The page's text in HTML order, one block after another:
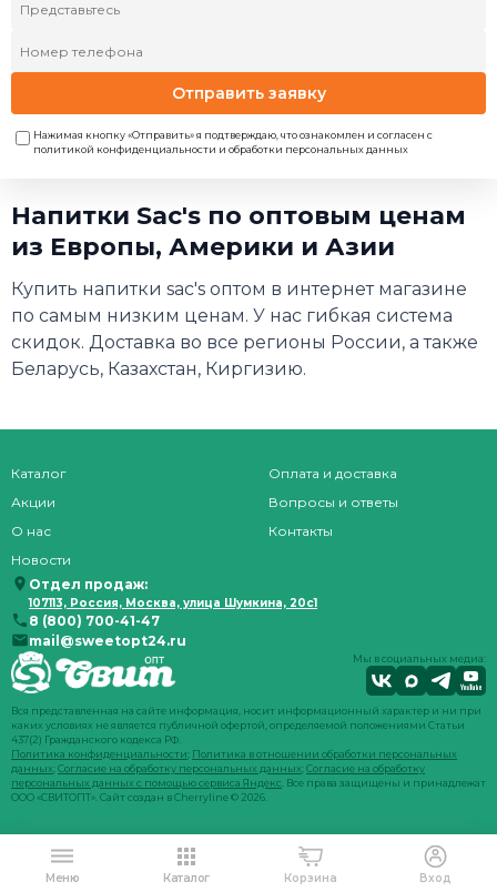
Отправить заявку
Нажимая кнопку «Отправить» я подтверждаю, что ознакомлен и согласен с
политикой конфиденциальности и обработки персональных данных
Напитки Sac's по оптовым ценам
из Европы, Америки и Азии
Купить напитки sac's оптом в интернет магазине
по самым низким ценам. У нас гибкая система
скидок. Доставка во все регионы России, а также
Беларусь, Казахстан, Киргизию.
Каталог
Акции
О нас
Новости
Оплата и доставка
Вопросы и ответы
Контакты
Отдел продаж:
107113, Россия, Москва, улица Шумкина, 20с1
8 (800) 700-41-47
mail@sweetopt24.ru
Мы в социальных медиа:
Вся представленная на сайте информация, носит информационный характер и ни при
каких условиях не является публичной офертой, определяемой положениями Статьи
437(2) Гражданского кодекса РФ.
Политика конфиденциальности; Политика в отношении обработки персональных
данных; Согласие на обработку персональных данных; Согласие на обработку
персональных данных с помощью сервиса Яндекс . Все права защищены и принадлежат
ООО «СВИТОПТ». Сайт создан вCherryline© 2026.
Меню Каталог Корзина Вход